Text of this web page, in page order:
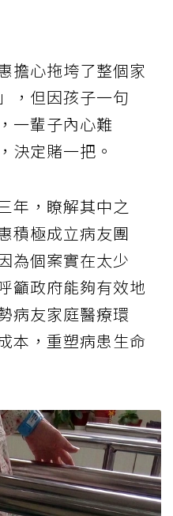
擔心拖垮了整個家
，但因孩子一句
一輩子內心難
決定賭一把。
年，瞭解其中之
積極成立病友團
為個案實在太少
籲政府能夠有效地
病友家庭醫療環
本，重塑病患生命